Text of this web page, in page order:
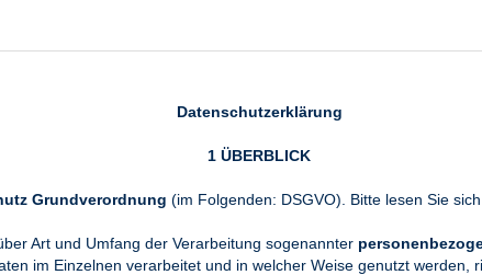
Datenschutzerklärung
1 ÜBERBLICK
Grundverordnung (im Folgenden: DSGVO). Bitte lesen Sie
Art und Umfang der Verarbeitung sogenannter
im Einzelnen verarbeitet und in welcher Weise genutzt